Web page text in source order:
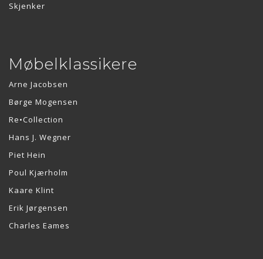
Skjenker
Møbelklassikere
Arne Jacobsen
Børge Mogensen
Re•Collection
Hans J. Wegner
Piet Hein
Poul Kjærholm
Kaare Klint
Erik Jørgensen
Charles Eames